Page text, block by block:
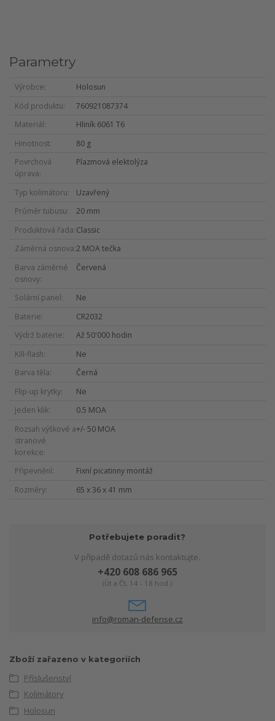
Parametry
Výrobce
Holosun
Kód produktu
760921087374
Materiál
Hliník 6061 T6
Hmotnost
80 g
Povrchová
úprava
Plazmová elektolýza
Typ kolimátoru
Uzavřený
Průměr tubusu
20 mm
Produktová řada Classic
Záměrná osnova 2 MOA tečka
Barva záměrné
osnovy
Červená
Solární panel
Ne
Baterie
CR2032
Výdrž baterie
Až 50'000 hodin
Kill-flash
Ne
Barva těla
Černá
Flip-up krytky
Ne
Jeden klik
0.5 MOA
Rozsah výškové a
stranové
korekce
+/- 50 MOA
Připevnění
Fixní picatinny montáž
Rozměry
65 x 36 x 41 mm
Potřebujete poradit?
V případě dotazů nás kontaktujte.
+420 608 686 965
(Út a Čt, 14 - 18 hod.)
info@roman-defense.cz
Zboží zařazeno v kategoriích
Příslušenství
Kolimátory
Holosun